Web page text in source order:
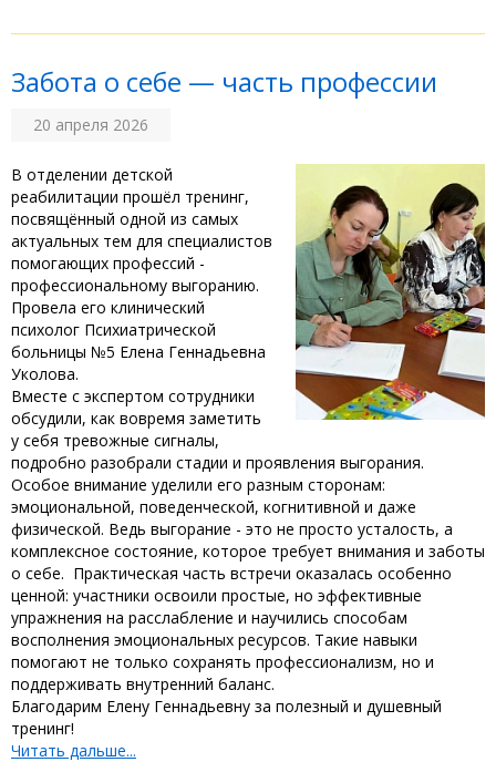
Забота о себе — часть профессии ‎
20 апреля 2026
‎В отделении детской
реабилитации прошёл тренинг,
посвящённый одной из самых
актуальных тем для специалистов
помогающих профессий -
профессиональному выгоранию.
Провела его клинический
психолог Психиатрической
больницы №5 Елена Геннадьевна
Уколова. ‎
‎Вместе с экспертом сотрудники
обсудили, как вовремя заметить
у себя тревожные сигналы,
подробно разобрали стадии и проявления выгорания.
Особое внимание уделили его разным сторонам:
эмоциональной, поведенческой, когнитивной и даже
физической. Ведь выгорание - это не просто усталость, а
комплексное состояние, которое требует внимания и заботы
о себе. ‎ Практическая часть встречи оказалась особенно
ценной: участники освоили простые, но эффективные
упражнения на расслабление и научились способам
восполнения эмоциональных ресурсов. Такие навыки
помогают не только сохранять профессионализм, но и
поддерживать внутренний баланс. ‎
‎Благодарим Елену Геннадьевну за полезный и душевный
тренинг!
Читать дальше...